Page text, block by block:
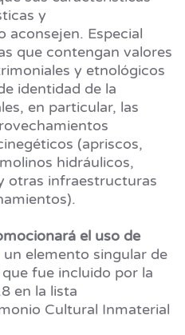
y
aconsejen. Especial
que contengan valores
y etnológicos
identidad de la
en particular, las
(apriscos,
hidráulicos,
otras infraestructuras
el uso de
un elemento singular de
fue incluido por la
en la lista
Cultural Inmaterial